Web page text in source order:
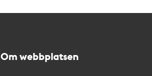
Om webbplatsen